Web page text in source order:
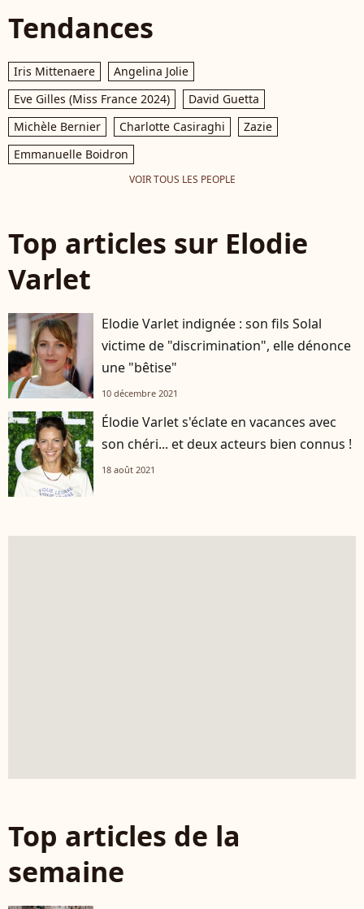
Tendances
Iris Mittenaere
Angelina Jolie
Eve Gilles (Miss France 2024)
David Guetta
Michèle Bernier
Charlotte Casiraghi
Zazie
Emmanuelle Boidron
VOIR TOUS LES PEOPLE
Top articles sur Elodie
Varlet
Elodie Varlet indignée : son fils Solal
victime de "discrimination", elle dénonce
une "bêtise"
10 décembre 2021
Élodie Varlet s'éclate en vacances avec
son chéri... et deux acteurs bien connus !
18 août 2021
Top articles de la
semaine